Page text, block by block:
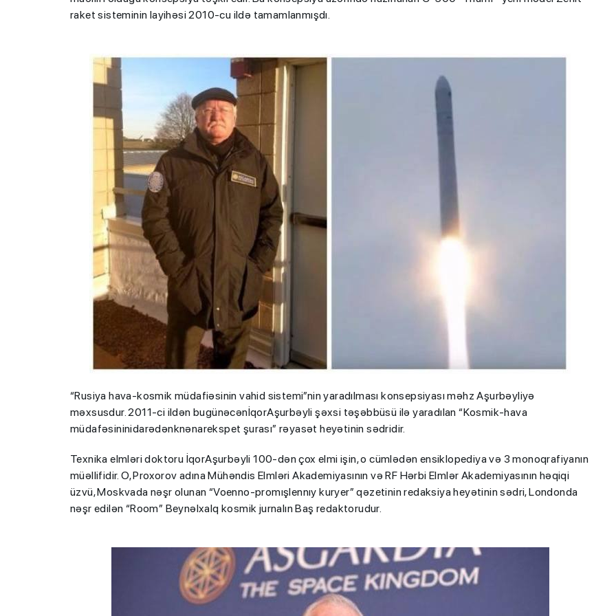
raket sisteminin layihəsi 2010-cu ildə tamamlanmışdı.
“Rusiya hava-kosmik müdafiəsinin vahid sistemi”nin yaradılması konsepsiyası məhz Aşurbəyliyə
məxsusdur. 2011-ci ildən bugünəcənİqorAşurbəyli şəxsi təşəbbüsü ilə yaradılan “Kosmik-hava
müdafəsininidarədənknənarekspet şurası” rəyasət heyətinin sədridir.
Texnika elmləri doktoru İqorAşurbəyli 100-dən çox elmi işin, o cümlədən ensiklopediya və 3 monoqrafiyanın
müəllifidir. O, Proxorov adına Mühəndis Elmləri Akademiyasının və RF Hərbi Elmlər Akademiyasının həqiqi
üzvü, Moskvada nəşr olunan “Voenno-promışlennıy kuryer” qəzetinin redaksiya heyətinin sədri, Londonda
nəşr edilən “Room” Beynəlxalq kosmik jurnalın Baş redaktorudur.
“Həftənin təhsil icmalı”- MİQ,
lisey seçimi, bağçalar və qəbul
imtahanları...
"Həftənin təhsil icmalı": Qəbul
DİM-dən abituriyentlərə
VACİB XƏBƏR- Plan yerləri bu
tarixdə açıqlanacaq
- "Təzyiq uşağın
nəticəsinə müsbət yox,
təsir göstərir"